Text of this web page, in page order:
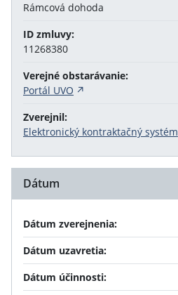
Rámcová dohoda
ID zmluvy:
11268380
Verejné obstarávanie:
Portál UVO
Zverejnil:
Elektronický kontraktačný systém
Dátum
Dátum zverejnenia:
Dátum uzavretia:
Dátum účinnosti: